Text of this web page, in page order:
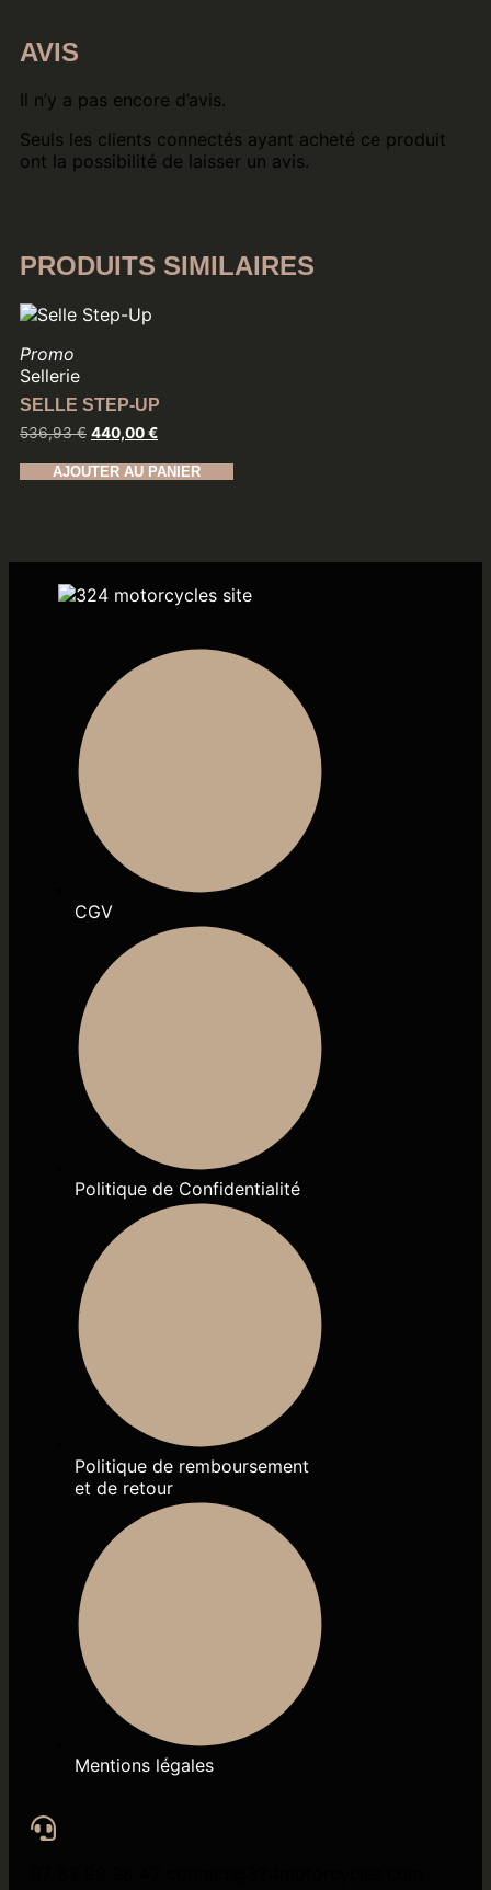
AVIS
Il n’y a pas encore d’avis.
Seuls les clients connectés ayant acheté ce produit
ont la possibilité de laisser un avis.
PRODUITS SIMILAIRES
Promo
Sellerie
SELLE STEP-UP
536,93€ 440,00€
AJOUTER AU PANIER
CGV
Politique de Confidentialité
Politique de remboursement
et de retour
Mentions légales